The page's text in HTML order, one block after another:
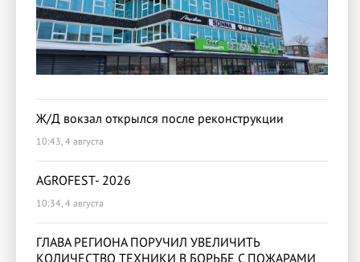
Ж/Д вокзал открылся после реконструкции
10:43, 4 августа
AGROFEST- 2026
10:34, 4 августа
ГЛАВА РЕГИОНА ПОРУЧИЛ УВЕЛИЧИТЬ
КОЛИЧЕСТВО ТЕХНИКИ В БОРЬБЕ С ПОЖАРАМИ